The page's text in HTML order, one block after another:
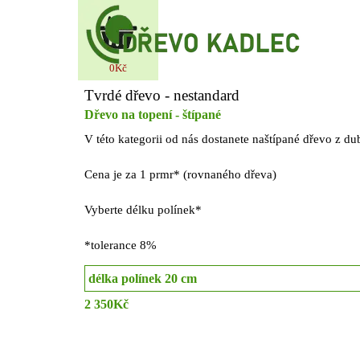
0Kč
Tvrdé dřevo - nestandard
Dřevo na topení - štípané
V této kategorii od nás dostanete naštípané dřevo z
Cena je za 1 prmr* (rovnaného dřeva)
Vyberte délku polínek*
*tolerance 8%
2 350Kč